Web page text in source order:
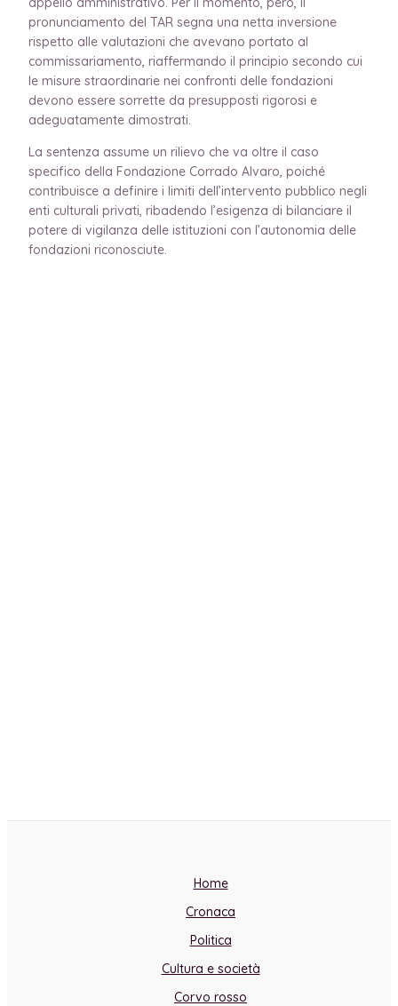
pronunciamento del TAR segna una netta inversione
rispetto alle valutazioni che avevano portato al
commissariamento, riaffermando il principio secondo cui
le misure straordinarie nei confronti delle fondazioni
devono essere sorrette da presupposti rigorosi e
adeguatamente dimostrati.
La sentenza assume un rilievo che va oltre il caso
specifico della Fondazione Corrado Alvaro, poiché
contribuisce a definire i limiti dell’intervento pubblico negli
enti culturali privati, ribadendo l’esigenza di bilanciare il
potere di vigilanza delle istituzioni con l’autonomia delle
fondazioni riconosciute.
Home
Cronaca
Politica
Cultura e società
Corvo rosso